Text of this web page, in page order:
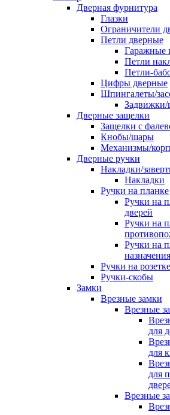
Дверная фурнитура
Глазки
Ограничители
Петли дверные
Гаражные
Петли
Петли-
Цифры дверные
Шпингалеты/
Дверные защелки
Защелки с
Кнобы/шары
Механизмы/
Дверные ручки
Накладки/
Накладки
Ручки на планке
Ручки на
дверей
Ручки на
Ручки на
назначения
Ручки на розетке
Ручки-скобы
Замки
Врезные замки
Врезные
для
для
для
Врезные